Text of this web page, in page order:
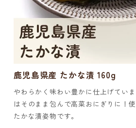
鹿児島県産 たかな漬 160g
やわらかく味わい豊かに仕上げてい
はそのまま包んで高菜おにぎりに！
たかな漬姿物です。